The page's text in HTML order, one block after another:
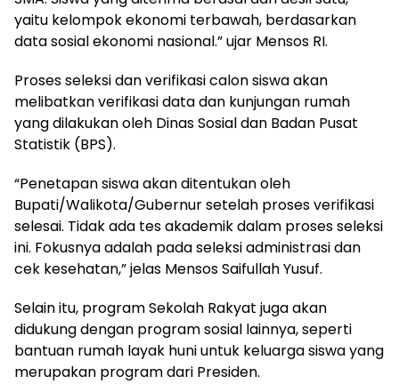
yaitu kelompok ekonomi terbawah, berdasarkan
data sosial ekonomi nasional.” ujar Mensos RI.
Proses seleksi dan verifikasi calon siswa akan
melibatkan verifikasi data dan kunjungan rumah
yang dilakukan oleh Dinas Sosial dan Badan Pusat
Statistik (BPS).
“Penetapan siswa akan ditentukan oleh
Bupati/Walikota/Gubernur setelah proses verifikasi
selesai. Tidak ada tes akademik dalam proses seleksi
ini. Fokusnya adalah pada seleksi administrasi dan
cek kesehatan,” jelas Mensos Saifullah Yusuf.
Selain itu, program Sekolah Rakyat juga akan
didukung dengan program sosial lainnya, seperti
bantuan rumah layak huni untuk keluarga siswa yang
merupakan program dari Presiden.